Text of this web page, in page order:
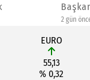
2 gün
EURO
55,13
% 0,32